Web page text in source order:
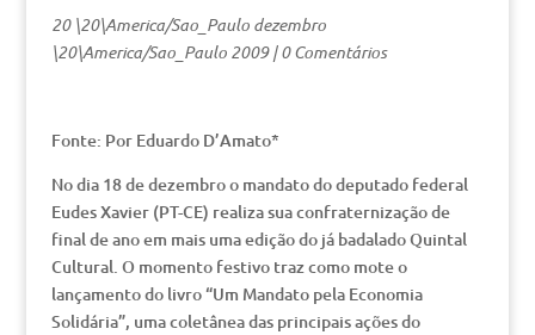
20 \20\America/Sao_Paulo dezembro
\20\America/Sao_Paulo 2009|0 Comentários
Fonte: Por Eduardo D’Amato*
No dia 18 de dezembro o mandato do deputado federal
Eudes Xavier (PT-CE) realiza sua confraternização de
final de ano em mais uma edição do já badalado Quintal
Cultural. O momento festivo traz como mote o
lançamento do livro “Um Mandato pela Economia
Solidária”, uma coletânea das principais ações do